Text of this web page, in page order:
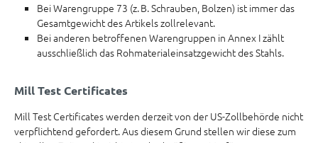
Bei Warengruppe 73 (z. B. Schrauben, Bolzen) ist immer das
Gesamtgewicht des Artikels zollrelevant.
Bei anderen betroffenen Warengruppen in Annex I zählt
ausschließlich das Rohmaterialeinsatzgewicht des Stahls.
Mill Test Certificates
Mill Test Certificates werden derzeit von der US-Zollbehörde nicht
verpflichtend gefordert. Aus diesem Grund stellen wir diese zum